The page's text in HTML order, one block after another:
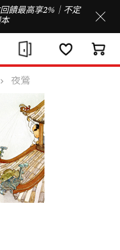
饋最高享2%｜不定
夜鶯